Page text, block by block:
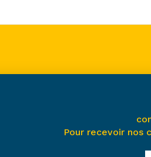
Pour recevoir nos